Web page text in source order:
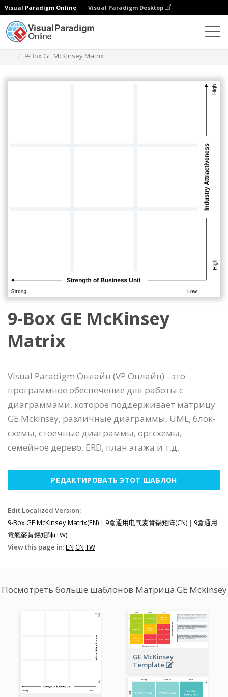
Visual Paradigm Online Visual Paradigm Desktop
9-Box GE McKinsey Matrix
9-Box GE McKinsey
Matrix
Visual Paradigm Онлайн (VP Онлайн) - это
программное обеспечение для работы с
диаграммами, которое поддерживает матрицу
GE Mckinsey, различные диаграммы, UML, блок-
схемы, стоечные диаграммы, оргсхемы,
семейное дерево, ERD, план этажа и т.д.
РЕДАКТИРОВАТЬ ЭТОТ ШАБЛОН
Edit Localized Version:
9-Box GE McKinsey Matrix(EN) | 9盒通用电气麦肯锡矩阵(CN) | 9盒通用
電氣麥肯錫矩陣(TW)
View this page in:EN CN TW
Посмотреть больше шаблонов Матрица GE Mckinsey
GE McKinsey
Template